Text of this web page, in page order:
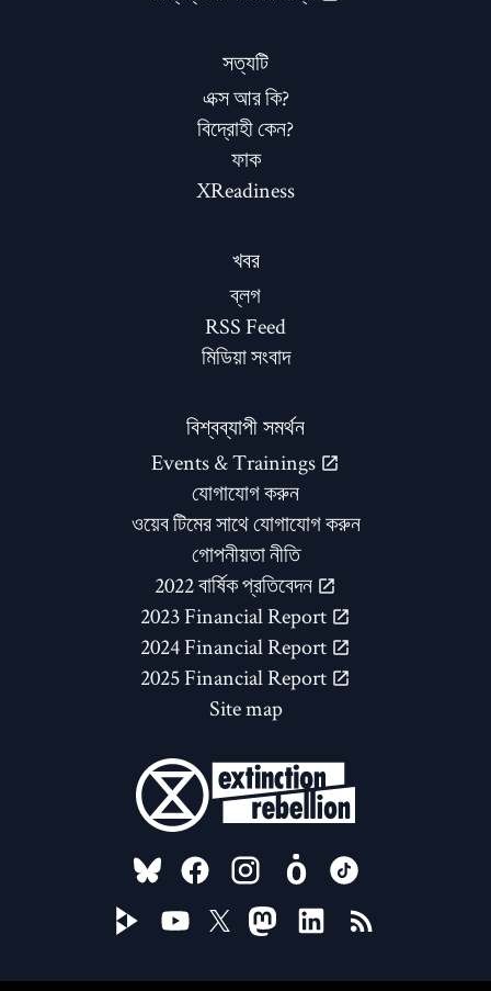
সত্যটি
এক্স আর কি?
বিদ্রোহী কেন?
ফাক
XReadiness
খবর
ব্লগ
RSS Feed
মিডিয়া সংবাদ
বিশ্বব্যাপী সমর্থন
Events & Trainings
যোগাযোগ করুন
ওয়েব টিমের সাথে যোগাযোগ করুন
গোপনীয়তা নীতি
2022 বার্ষিক প্রতিবেদন
2023 Financial Report
2024 Financial Report
2025 Financial Report
Site map
FOLLOW US ON